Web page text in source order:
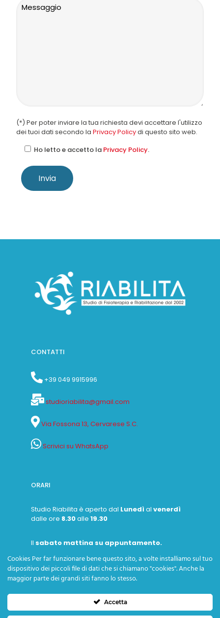
(*) Per poter inviare la tua richiesta devi accettare l'utilizzo
dei tuoi dati secondo la Privacy Policydi questo sito web.
Ho letto e accetto la Privacy Policy.
CONTATTI
+39 049 9915996
studioriabilita@gmail.com
Via Fossona 13, Cervarese S.C.
Scrivici su WhatsApp
ORARI
Studio Riabilita è aperto dal Lunedì al venerdì
dalle ore 8.30alle 19.30
Il sabato mattina su appuntamento.
Cookies Per far funzionare bene questo sito, a volte installiamo sul tuo
dispositivo dei piccoli file di dati che si chiamano "cookies". Anche la
maggior parte dei grandi siti fanno lo stesso.
Accetta